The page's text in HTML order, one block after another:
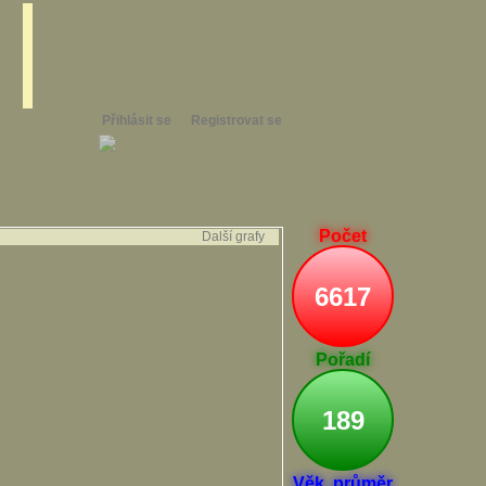
Další grafy
Přihlásit se Registrovat se
Počet
6617
Pořadí
189